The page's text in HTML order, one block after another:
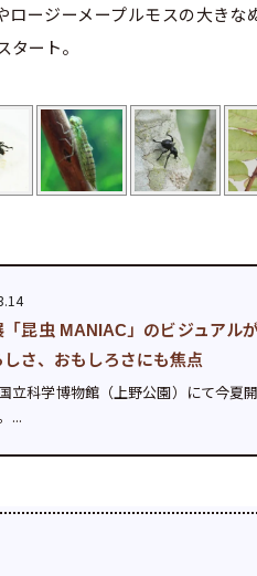
ロージーメープルモスの大き
ート。
「昆虫 MANIAC」のビジュアル
しさ、おもしろさにも焦点
立科学博物館（上野公園）にて今夏
...